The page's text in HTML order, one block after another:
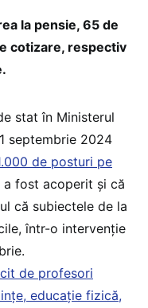
la pensie, 65 de
cotizare, respectiv
stat în Ministerul
septembrie 2024
de posturi pe
a fost acoperit și că
că subiectele de la
într-o intervenție
de profesori
educație fizică,